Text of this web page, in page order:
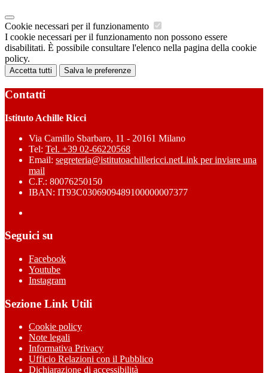
Cookie necessari per il funzionamento
I cookie necessari per il funzionamento non possono essere
disabilitati. È possibile consultare l'elenco nella pagina della cookie
policy.
Accetta tutti Salva le preferenze
Contatti
Istituto Achille Ricci
Via Camillo Sbarbaro, 11 - 20161 Milano
Tel: Tel. +39 02-66220568
Email: segreteria@istitutoachillericci.netLink per inviare una
mail
C.F.: 80076250150
IBAN: IT93C0306909489100000007377
Seguici su
Facebook
Youtube
Instagram
Sezione Link Utili
Cookie policy
Note legali
Informativa Privacy
Ufficio Relazioni con il Pubblico
Dichiarazione di accessibilità